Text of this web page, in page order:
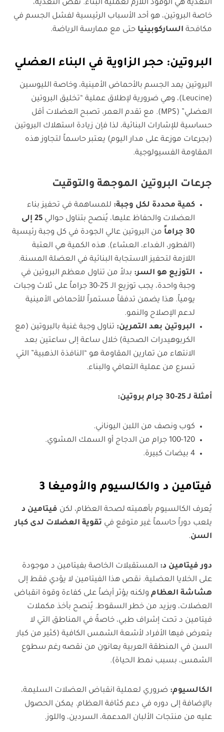
التغذية هي الوقود اللازم لعملية البناء. نقص التغذية،
خاصة البروتين، هو أحد الأسباب الرئيسية لفشل الجسم في
مكافحة الساركوبينيا حتى مع ممارسة الرياضة.
البروتين: حجر الزاوية في البناء العضلي
البروتين يمد الجسم بالأحماض الأمينية، وخاصة الليوسين
(Leucine)، وهي ضرورية لإطلاق عملية “تخليق البروتين
العضلي” (MPS). مع تقدم العمر، تصبح العضلات أقل
حساسية للإشارات البنائية، لذا فإن زيادة استهلاك البروتين
(بجرعات موزعة على مدار اليوم) يعتبر حاسماً لتجاوز هذه
المقاومة الفسيولوجية.
جرعات البروتين الموجهة والتوقيت
كمية محددة لكل وجبة: للمساهمة في تحفيز بناء
العضلات والحفاظ عليها، يُنصح بتناول حوالي 25 إلى
30 جراماً
من البروتين عالي الجودة في كل وجبة رئيسية
(الفطور، الغداء، العشاء). هذه الكمية هي العتبة
اللازمة لتحفيز الاستجابة البنائية في العضلة المسنة.
التوزيع هو السر: بدلاً من تناول معظم البروتين في
وجبة واحدة، يجب توزيع الـ 25-30 جراماً على ثلاث وجبات
يومياً. هذا يضمن تدفقاً مستمراً للأحماض الأمينية
لدعم الإصلاح والنمو.
البروتين بعد التمرين: تناول وجبة غنية بالبروتين (مع
الكربوهيدرات الصحية) خلال ساعة إلى ساعتين بعد
الانتهاء من تمارين المقاومة هو “النافذة الذهبية” التي
تسرع من عملية التعافي والبناء.
أمثلة لـ 25-30 جرام بروتين :
كوب ونصف من اللبن اليوناني.
100-120 جرام من الدجاج أو السمك المشوي.
4 بيضات كبيرة.
فيتامين د والكالسيوم والأوميغا 3
يُعرف الكالسيوم بأهميته لصحة العظام، لكن فيتامين د
يلعب دوراً حاسماً غير متوقع في تقوية العضلات لدى كبار
السن.
دور فيتامين د: المستقبلات الخاصة بفيتامين د موجودة
على الخلايا العضلية. نقص هذا الفيتامين لا يؤدي فقط إلى
هشاشة العظام ولكنه يؤثر أيضاً على كفاءة وقوة انقباض
العضلات، ويزيد من خطر السقوط. يُنصح بأخذ مكملات
فيتامين د تحت إشراف طبي، خاصةً في المناطق التي لا
يتعرض فيها الأفراد لأشعة الشمس الكافية (كثير من كبار
السن في المنطقة العربية يعانون من نقصه رغم سطوع
الشمس، بسبب نمط الحياة).
الكالسيوم: ضروري لعملية انقباض العضلات السليمة،
بالإضافة إلى دوره في دعم كثافة العظام. يمكن الحصول
عليه من منتجات الألبان المدعمة، السردين، واللوز.